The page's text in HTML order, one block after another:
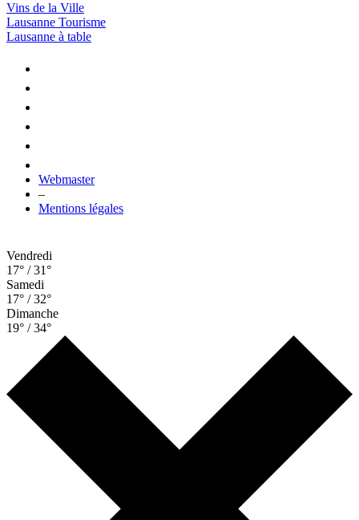
Vins de la Ville
Lausanne Tourisme
Lausanne à table
Webmaster
–
Mentions légales
Vendredi
17° / 31°
Samedi
17° / 32°
Dimanche
19° / 34°